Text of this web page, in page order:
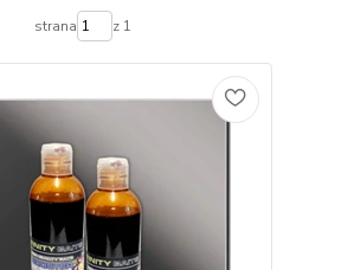
strana z 1